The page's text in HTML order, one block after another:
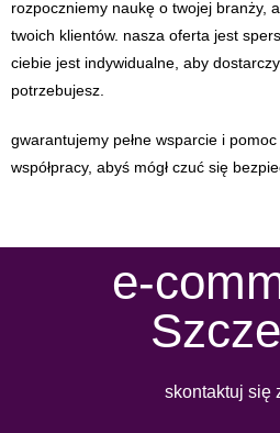
rozpoczniemy naukę o twojej branży,
twoich klientów. nasza oferta jest
ciebie jest indywidualne, aby
potrzebujesz.
gwarantujemy pełne wsparcie i
współpracy, abyś mógł czuć się
e-
skontaktuj się